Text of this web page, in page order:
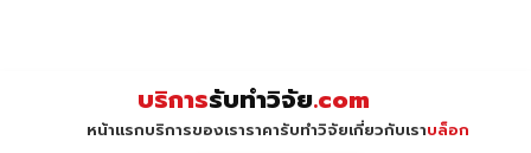
บริการรับทำวิจัย.com
หน้าแรกบริการของเราราคารับทำวิจัยเกี่ยวกับเราบล็อก